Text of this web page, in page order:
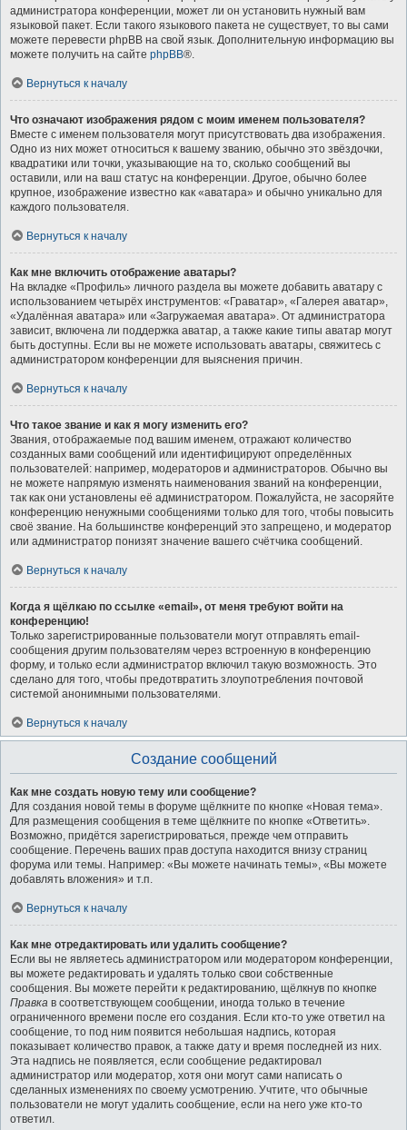
администратора конференции, может ли он установить нужный вам
языковой пакет. Если такого языкового пакета не существует, то вы сами
можете перевести phpBB на свой язык. Дополнительную информацию вы
можете получить на сайте phpBB®.
Вернуться к началу
Что означают изображения рядом с моим именем пользователя?
Вместе с именем пользователя могут присутствовать два изображения.
Одно из них может относиться к вашему званию, обычно это звёздочки,
квадратики или точки, указывающие на то, сколько сообщений вы
оставили, или на ваш статус на конференции. Другое, обычно более
крупное, изображение известно как «аватара» и обычно уникально для
каждого пользователя.
Вернуться к началу
Как мне включить отображение аватары?
На вкладке «Профиль» личного раздела вы можете добавить аватару с
использованием четырёх инструментов: «Граватар», «Галерея аватар»,
«Удалённая аватара» или «Загружаемая аватара». От администратора
зависит, включена ли поддержка аватар, а также какие типы аватар могут
быть доступны. Если вы не можете использовать аватары, свяжитесь с
администратором конференции для выяснения причин.
Вернуться к началу
Что такое звание и как я могу изменить его?
Звания, отображаемые под вашим именем, отражают количество
созданных вами сообщений или идентифицируют определённых
пользователей: например, модераторов и администраторов. Обычно вы
не можете напрямую изменять наименования званий на конференции,
так как они установлены её администратором. Пожалуйста, не засоряйте
конференцию ненужными сообщениями только для того, чтобы повысить
своё звание. На большинстве конференций это запрещено, и модератор
или администратор понизят значение вашего счётчика сообщений.
Вернуться к началу
Когда я щёлкаю по ссылке «email», от меня требуют войти на
конференцию!
Только зарегистрированные пользователи могут отправлять email-
сообщения другим пользователям через встроенную в конференцию
форму, и только если администратор включил такую возможность. Это
сделано для того, чтобы предотвратить злоупотребления почтовой
системой анонимными пользователями.
Вернуться к началу
Создание сообщений
Как мне создать новую тему или сообщение?
Для создания новой темы в форуме щёлкните по кнопке «Новая тема».
Для размещения сообщения в теме щёлкните по кнопке «Ответить».
Возможно, придётся зарегистрироваться, прежде чем отправить
сообщение. Перечень ваших прав доступа находится внизу страниц
форума или темы. Например: «Вы можете начинать темы», «Вы можете
добавлять вложения» и т.п.
Вернуться к началу
Как мне отредактировать или удалить сообщение?
Если вы не являетесь администратором или модератором конференции,
вы можете редактировать и удалять только свои собственные
сообщения. Вы можете перейти к редактированию, щёлкнув по кнопке
Правка в соответствующем сообщении, иногда только в течение
ограниченного времени после его создания. Если кто-то уже ответил на
сообщение, то под ним появится небольшая надпись, которая
показывает количество правок, а также дату и время последней из них.
Эта надпись не появляется, если сообщение редактировал
администратор или модератор, хотя они могут сами написать о
сделанных изменениях по своему усмотрению. Учтите, что обычные
пользователи не могут удалить сообщение, если на него уже кто-то
ответил.